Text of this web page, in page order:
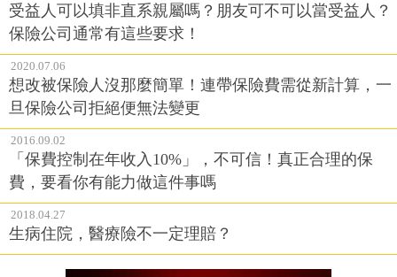
受益人可以填非直系親屬嗎？朋友可不可以當受益人？
保險公司通常有這些要求！
2020.07.06
想改被保險人沒那麼簡單！連帶保險費需從新計算，一
旦保險公司拒絕便無法變更
2016.09.02
「保費控制在年收入10%」，不可信！真正合理的保
費，要看你有能力做這件事嗎
2018.04.27
生病住院，醫療險不一定理賠？